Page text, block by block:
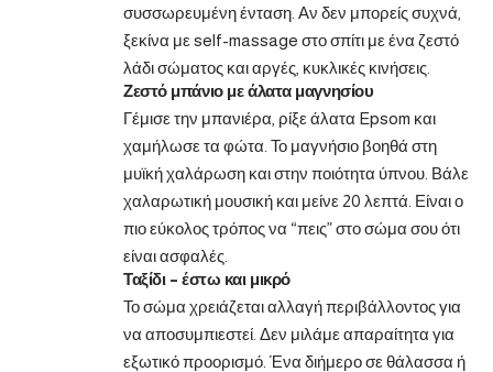
συσσωρευμένη ένταση. Αν δεν μπορείς συχνά,
ξεκίνα με self-massage στο σπίτι με ένα ζεστό
λάδι σώματος και αργές, κυκλικές κινήσεις.
Ζεστό μπάνιο με άλατα μαγνησίου
Γέμισε την μπανιέρα, ρίξε άλατα Epsom και
χαμήλωσε τα φώτα. Το μαγνήσιο βοηθά στη
μυϊκή χαλάρωση και στην ποιότητα ύπνου. Βάλε
χαλαρωτική μουσική και μείνε 20 λεπτά. Είναι ο
πιο εύκολος τρόπος να “πεις” στο σώμα σου ότι
είναι ασφαλές.
Ταξίδι – έστω και μικρό
Το σώμα χρειάζεται αλλαγή περιβάλλοντος για
να αποσυμπιεστεί. Δεν μιλάμε απαραίτητα για
εξωτικό προορισμό. Ένα διήμερο σε θάλασσα ή